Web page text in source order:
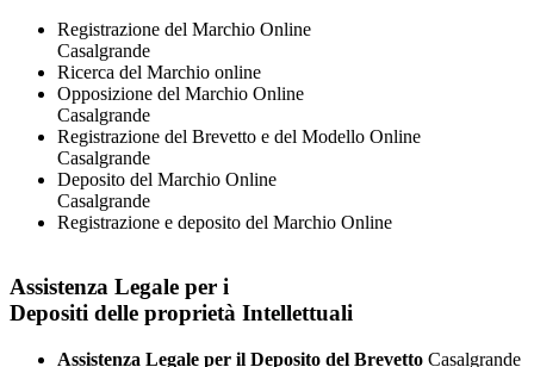
Registrazione del Marchio Online
Casalgrande
Ricerca del Marchio online
Opposizione del Marchio Online
Casalgrande
Registrazione del Brevetto e del Modello Online
Casalgrande
Deposito del Marchio Online
Casalgrande
Registrazione e deposito del Marchio Online
Assistenza Legale per i
Depositi delle proprietà Intellettuali
Assistenza Legale per il Deposito del Brevetto Casalgrande